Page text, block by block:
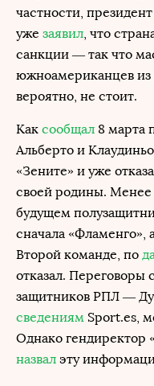
частности,
уже заявил, что
санкции — так что
южноамериканцев из
вероятно, не стоит.
Как сообщал 8 марта
Альберто и
«Зените» и уже
своей родины. Менее
будущем
сначала «Фламенго»,
Второй команде, по
отказал. Переговоры
защитников РПЛ —
сведениям Sport.es,
Однако гендиректор
назвал эту